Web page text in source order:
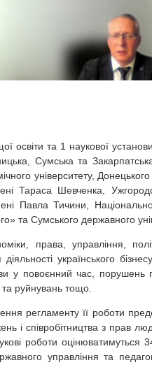
освіти та 1 наукової
Сумська та
університету,
Тараса Шевченка,
Павла Тичини,
та Сумського державного
права, управління,
українського
у повоєнний час,
та руйнувань тощо.
регламенту її роботи
і співробітництва з прав
роботи оцінюватимуться
управління та